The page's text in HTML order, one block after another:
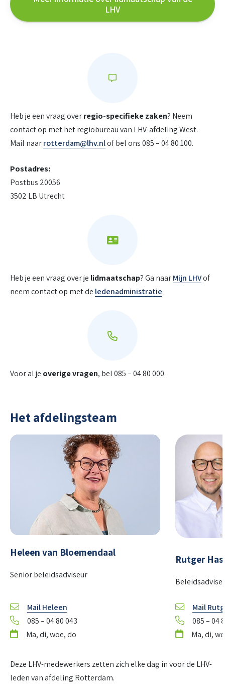
LHV
Heb je een vraag overregio-specifieke zaken? Neem
contact op met het regiobureau van LHV-afdeling West.
Mail naarrotterdam@lhv.nlof bel ons 085 – 04 80 100.
Postadres:
Postbus 20056
3502 LB Utrecht
Heb je een vraag over je lidmaatschap? Ga naarMijn LHVof
neem contact op met de ledenadministratie.
Voor al je overige vragen, bel 085 – 04 80 000.
Het afdelingsteam
Heleen van Bloemendaal
Senior beleidsadviseur
Mail Heleen
085 – 04 80 043
Ma, di, woe, do
Rutger
Mail
085 – 04
Ma, di,
Deze LHV-medewerkers zetten zich elke dag in voor de LHV-
leden van afdeling Rotterdam.